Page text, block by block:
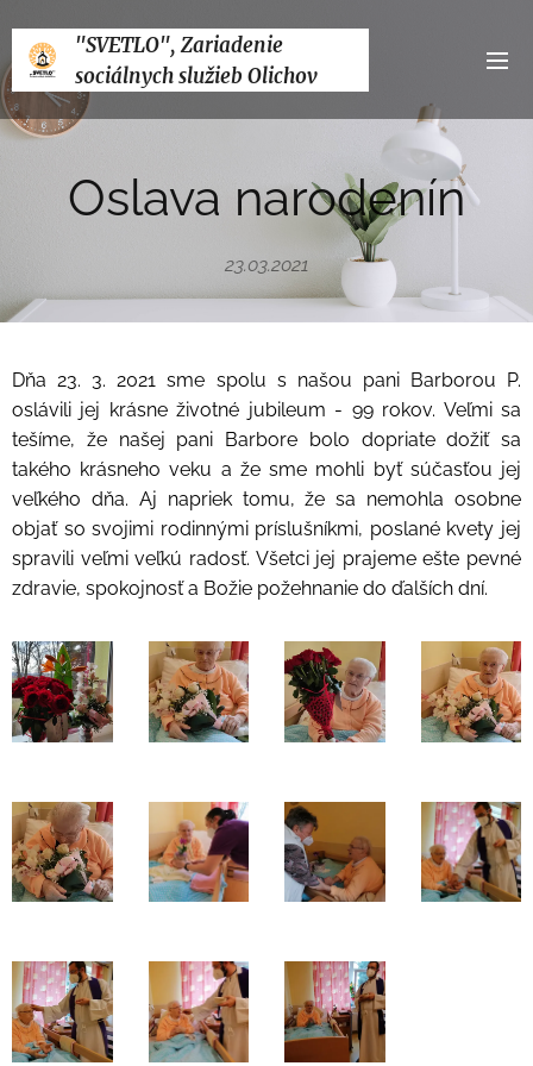
"SVETLO", Zariadenie
sociálnych služieb Olichov
Oslava narodenín
23.03.2021
Dňa 23. 3. 2021 sme spolu s našou pani Barborou P.
oslávili jej krásne životné jubileum - 99 rokov. Veľmi sa
tešíme, že našej pani Barbore bolo dopriate dožiť sa
takého krásneho veku a že sme mohli byť súčasťou jej
veľkého dňa. Aj napriek tomu, že sa nemohla osobne
objať so svojimi rodinnými príslušníkmi, poslané kvety jej
spravili veľmi veľkú radosť. Všetci jej prajeme ešte pevné
zdravie, spokojnosť a Božie požehnanie do ďalších dní.